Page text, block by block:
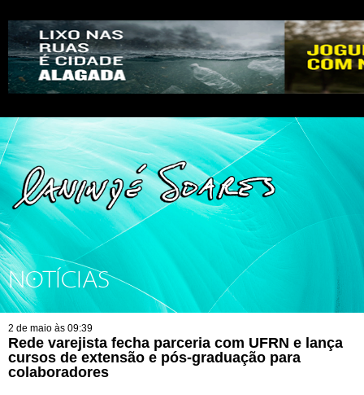
NOTÍCIAS
2 de maio às 09:39
Rede varejista fecha parceria com UFRN e lança
cursos de extensão e pós-graduação para
colaboradores